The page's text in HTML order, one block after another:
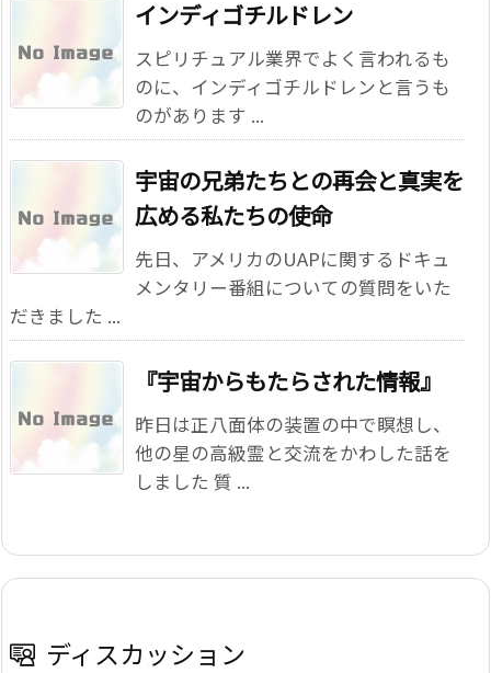
インディゴチルドレン
スピリチュアル業界でよく言われるも
のに、インディゴチルドレンと言うも
のがあります ...
宇宙の兄弟たちとの再会と真実を
広める私たちの使命
先日、アメリカのUAPに関するドキュ
メンタリー番組についての質問をいた
だきました ...
『宇宙からもたらされた情報』
昨日は正八面体の装置の中で瞑想し、
他の星の高級霊と交流をかわした話を
しました 質 ...
ディスカッション